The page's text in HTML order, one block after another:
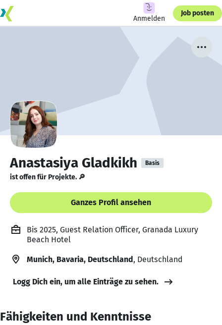
Anmelden
Job posten
Anastasiya Gladkikh Basis
ist offen für Projekte. 🔎
Ganzes Profil ansehen
Bis 2025, Guest Relation Officer, Granada Luxury
Beach Hotel
Munich, Bavaria, Deutschland, Deutschland
Logg Dich ein, um alle Einträge zu sehen.
Fähigkeiten und Kenntnisse